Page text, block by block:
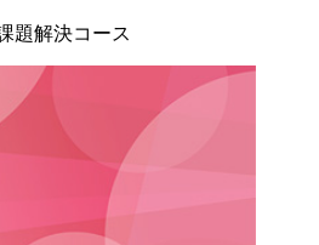
題解決コース